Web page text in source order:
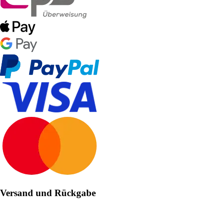
Versand und Rückgabe